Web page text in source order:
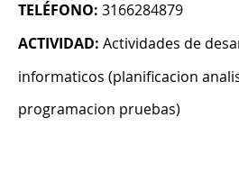
TELÉFONO: 3166284879
ACTIVIDAD: Actividades de
informaticos (planificacion
programacion pruebas)